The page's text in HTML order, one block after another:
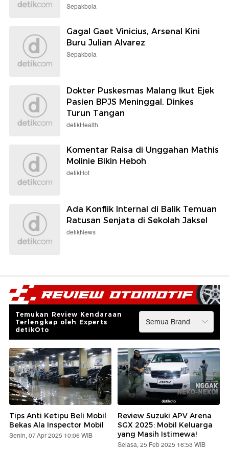
Sepakbola
Gagal Gaet Vinicius, Arsenal Kini
Buru Julian Alvarez
Sepakbola
Dokter Puskesmas Malang Ikut Ejek
Pasien BPJS Meninggal, Dinkes
Turun Tangan
detikHealth
Komentar Raisa di Unggahan Mathis
Molinie Bikin Heboh
detikHot
Ada Konflik Internal di Balik Temuan
Ratusan Senjata di Sekolah Jaksel
detikNews
Temukan Review Kendaraan
Terlengkap oleh Experts
detikOto
Tips Anti Ketipu Beli Mobil
Bekas Ala Inspector Mobil
Senin, 07 Apr 2025 10:06 WIB
Review Suzuki APV Arena
SGX 2025: Mobil Keluarga
yang Masih Istimewa!
Selasa, 25 Feb 2025 16:53 WIB